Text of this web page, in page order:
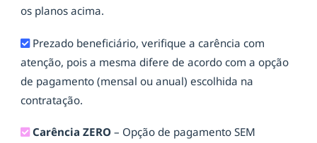
os planos acima.
Prezado beneficiário, verifique a carência com
atenção, pois a mesma difere de acordo com a opção
de pagamento (mensal ou anual) escolhida na
contratação.
Carência ZERO – Opção de pagamento SEM